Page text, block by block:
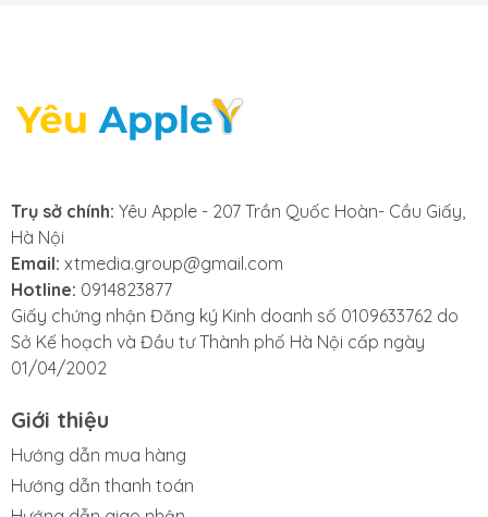
iPhone 15 series giá rẻ
nhất Hà Nội, cam kết
uy tín, chất lượng
hàng đầu. Chúng tôi
cung cấp dịch vụ sửa
sọc màn hình iPhone
nhanh chóng, đảm
bảo sửa nhanh lấy
Trụ sở chính: Yêu Apple - 207 Trần Quốc Hoàn- Cầu Giấy,
Hà Nội
Email: xtmedia.group@gmail.com
Hotline: 0914823877
Giấy chứng nhận Đăng ký Kinh doanh số 0109633762 do
Sở Kế hoạch và Đầu tư Thành phố Hà Nội cấp ngày
01/04/2002
Giới thiệu
Hướng dẫn mua hàng
Hướng dẫn thanh toán